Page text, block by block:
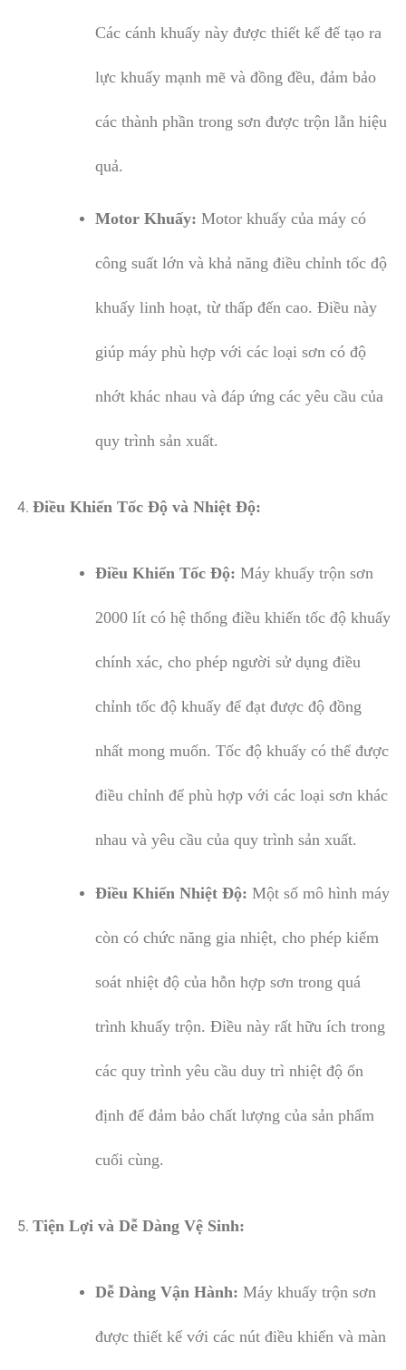
Các cánh khuấy này được thiết kế để tạo ra
lực khuấy mạnh mẽ và đồng đều, đảm bảo
các thành phần trong sơn được trộn lẫn hiệu
quả.
Motor Khuấy: Motor khuấy của máy có
công suất lớn và khả năng điều chỉnh tốc độ
khuấy linh hoạt, từ thấp đến cao. Điều này
giúp máy phù hợp với các loại sơn có độ
nhớt khác nhau và đáp ứng các yêu cầu của
quy trình sản xuất.
Điều Khiển Tốc Độ và Nhiệt Độ:
Điều Khiển Tốc Độ: Máy khuấy trộn sơn
2000 lít có hệ thống điều khiển tốc độ khuấy
chính xác, cho phép người sử dụng điều
chỉnh tốc độ khuấy để đạt được độ đồng
nhất mong muốn. Tốc độ khuấy có thể được
điều chỉnh để phù hợp với các loại sơn khác
nhau và yêu cầu của quy trình sản xuất.
Điều Khiển Nhiệt Độ: Một số mô hình máy
còn có chức năng gia nhiệt, cho phép kiểm
soát nhiệt độ của hỗn hợp sơn trong quá
trình khuấy trộn. Điều này rất hữu ích trong
các quy trình yêu cầu duy trì nhiệt độ ổn
định để đảm bảo chất lượng của sản phẩm
cuối cùng.
Tiện Lợi và Dễ Dàng Vệ Sinh:
Dễ Dàng Vận Hành: Máy khuấy trộn sơn
được thiết kế với các nút điều khiển và màn